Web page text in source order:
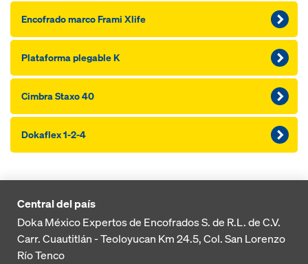
Encofrado marco Frami Xlife
Plataforma plegable K
Cimbra Staxo 40
Dokaflex 1-2-4
Central del país
Doka México Expertos de Encofrados S. de R.L. de C.V.
Carr. Cuautitlán - Teoloyucan Km 24.5, Col. San Lorenzo
Río Tenco